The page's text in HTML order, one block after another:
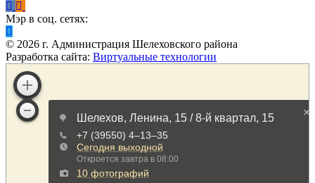
Мэр в соц. сетях:
© 2026 г. Администрация Шелеховского района
Разработка сайта: Виртуальные технологии